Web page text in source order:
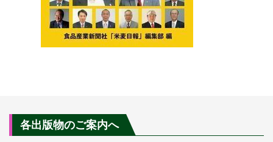
各出版物のご案内へ